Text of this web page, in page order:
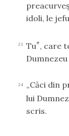
idoli, le
23 Tu*, care
24
„Căci din
lui
scris.